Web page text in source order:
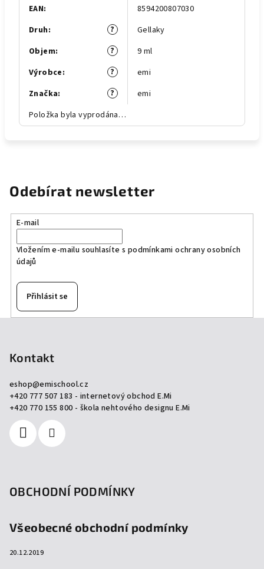
EAN:
8594200807030
?
Druh:
Gellaky
?
Objem:
9 ml
?
Výrobce:
emi
?
Značka:
emi
Položka byla vyprodána…
Odebírat newsletter
E-mail
Vložením e-mailu souhlasíte s podmínkami ochrany osobních
údajů
Přihlásit se
Kontakt
eshop@emischool.cz
+420 777 507 183 - internetový obchod E.Mi
+420 770 155 800 - škola nehtového designu E.Mi
OBCHODNÍ PODMÍNKY
Všeobecné obchodní podmínky
20.12.2019